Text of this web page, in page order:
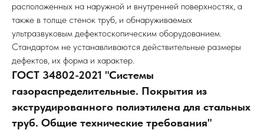
расположенных на наружной и внутренней поверхностях, а
также в толще стенок труб, и обнаруживаемых
ультразвуковым дефектоскопическим оборудованием.
Стандартом не устанавливаются действительные размеры
дефектов, их форма и характер.
ГОСТ 34802-2021 "Системы
газораспределительные. Покрытия из
экструдированного полиэтилена для стальных
труб. Общие технические требования"